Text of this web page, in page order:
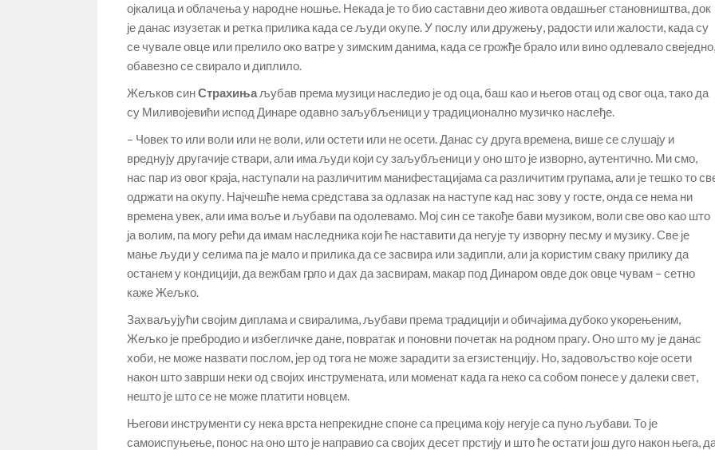
ојкалица и облачења у народне ношње. Некада је то био саставни део живота овдашњег становништва, док
је данас изузетак и ретка прилика када се људи окупе. У послу или дружењу, радости или жалости, када су
се чувале овце или прелило око ватре у зимским данима, када се грожђе брало или вино одлевало свеједно,
обавезно се свирало и диплило.
Жељков синСтрахиња љубав према музици наследио је од оца, баш као и његов отац од свог оца, тако да
су Миливојевићи испод Динаре одавно заљубљеници у традиционално музичко наслеђе.
– Човек то или воли или не воли, или остети или не осети. Данас су друга времена, више се слушају и
вреднују другачије ствари, али има људи који су заљубљеници у оно што је изворно, аутентично. Ми смо,
нас пар из овог краја, наступали на различитим манифестацијама са различитим групама, али је тешко то
одржати на окупу. Најчешће нема средстава за одлазак на наступе кад нас зову у госте, онда се нема ни
времена увек, али има воље и љубави па одолевамо. Мој син се такође бави музиком, воли све ово као што
ја волим, па могу рећи да имам наследника који ће наставити да негује ту изворну песму и музику. Све је
мање људи у селима па је мало и прилика да се засвира или задипли, али ја користим сваку прилику да
останем у кондицији, да вежбам грло и дах да засвирам, макар под Динаром овде док овце чувам – сетно
каже Жељко.
Захваљујући својим диплама и свиралима, љубави према традицији и обичајима дубоко укорењеним,
Жељко је пребродио и избегличке дане, повратак и поновни почетак на родном прагу. Оно што му је данас
хоби, не може назвати послом, јер од тога не може зарадити за егзистенцију. Но, задовољство које осети
након што заврши неки од својих инструмената, или моменат када га неко са собом понесе у далеки свет,
нешто је што се не може платити новцем.
Његови инструменти су нека врста непрекидне споне са прецима коју негује са пуно љубави. То је
самоиспуњење, понос на оно што је направио са својих десет прстију и што ће остати још дуго након њега,